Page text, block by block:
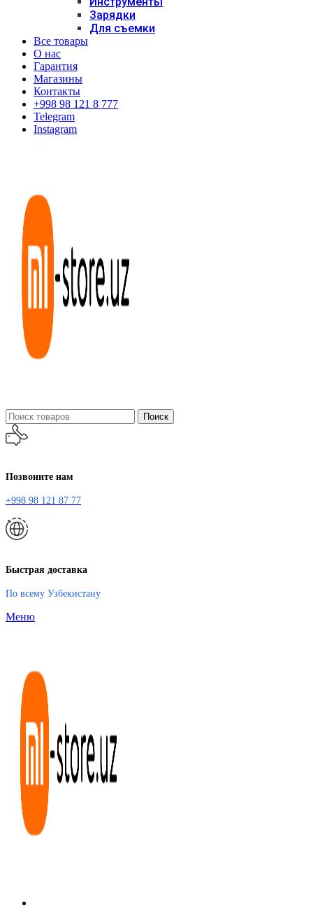
Зарядки
Для съемки
Все товары
О нас
Гарантия
Магазины
Контакты
+998 98 121 8 777
Telegram
Instagram
Поиск
Позвоните нам
+998 98 121 87 77
Быстрая доставка
По всему Узбекистану
Меню